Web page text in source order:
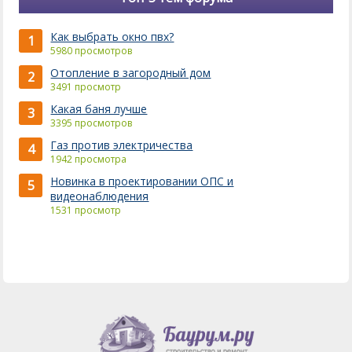
1 Как выбрать окно пвх?
5980 просмотров
2 Отопление в загородный дом
3491 просмотр
3 Какая баня лучше
3395 просмотров
4 Газ против электричества
1942 просмотра
5
Новинка в проектировании ОПС и
видеонаблюдения
1531 просмотр